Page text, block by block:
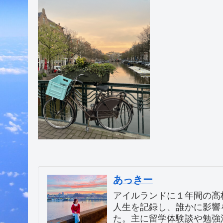
あっきー
アイルランドに１年間の
人生を記録し、誰かに影
た。主に留学体験談や勉